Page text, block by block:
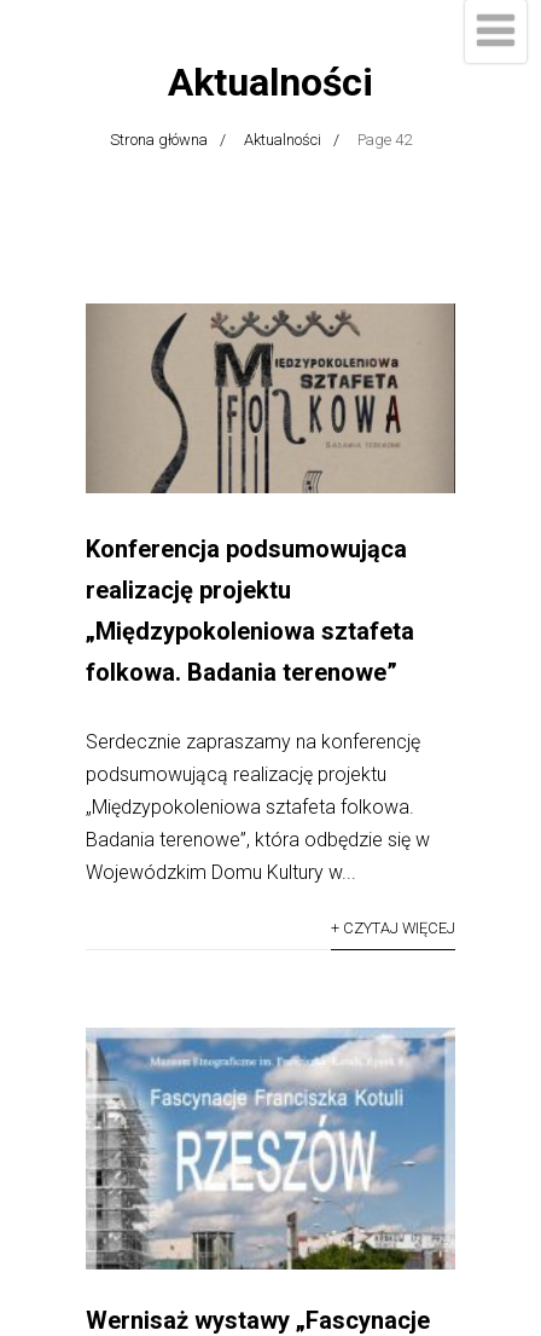
Aktualności
Strona główna Aktualności Page 42
Konferencja podsumowująca
realizację projektu
„Międzypokoleniowa sztafeta
folkowa. Badania terenowe”
Serdecznie zapraszamy na konferencję
podsumowującą realizację projektu
„Międzypokoleniowa sztafeta folkowa.
Badania terenowe”, która odbędzie się w
Wojewódzkim Domu Kultury w...
+ CZYTAJ WIĘCEJ
Wernisaż wystawy „Fascynacje